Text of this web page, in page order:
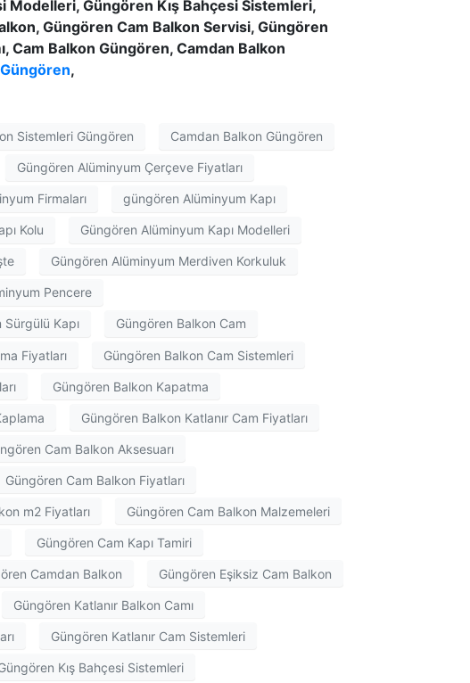
Modelleri, Güngören Kış Bahçesi Sistemleri,
Güngören Cam Balkon Servisi, Güngören
Cam Balkon Güngören, Camdan Balkon
,
Sistemleri Güngören Camdan Balkon Güngören
Güngören Alüminyum Çerçeve Fiyatları
Firmaları güngören Alüminyum Kapı
Kolu Güngören Alüminyum Kapı Modelleri
Güngören Alüminyum Merdiven Korkuluk
Pencere
Kapı Güngören Balkon Cam
Fiyatları Güngören Balkon Cam Sistemleri
Güngören Balkon Kapatma
Güngören Balkon Katlanır Cam Fiyatları
Cam Balkon Aksesuarı
Güngören Cam Balkon Fiyatları
m2 Fiyatları Güngören Cam Balkon Malzemeleri
Güngören Cam Kapı Tamiri
Camdan Balkon Güngören Eşiksiz Cam Balkon
Güngören Katlanır Balkon Camı
Güngören Katlanır Cam Sistemleri
Kış Bahçesi Sistemleri